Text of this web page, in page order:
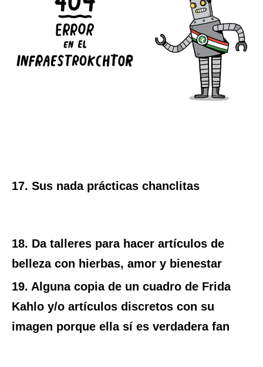
17. Sus nada prácticas chanclitas
18. Da talleres para hacer artículos de
belleza con hierbas, amor y bienestar
19. Alguna copia de un cuadro de Frida
Kahlo y/o artículos discretos con su
imagen porque ella sí es verdadera fan